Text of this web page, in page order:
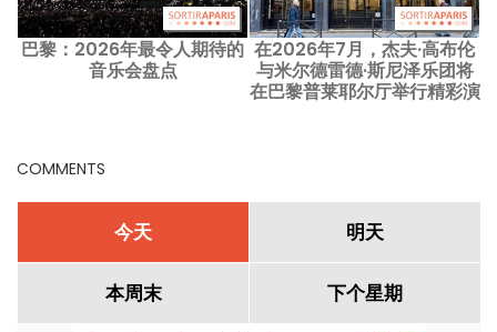
巴黎：2026年最令人期待的
音乐会盘点
在2026年7月，杰夫·高布伦
与米尔德雷德·斯尼泽乐团将
在巴黎普莱耶尔厅举行精彩演
COMMENTS
今天 明天
本周末 下个星期